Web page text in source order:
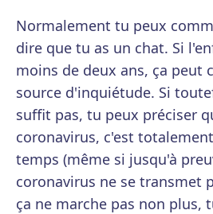
Normalement tu peux
dire que tu as un chat. Si
moins de deux ans, ça peut
source d'inquiétude. Si
suffit pas, tu peux préciser
coronavirus, c'est
temps (même si jusqu'à
coronavirus ne se transmet
ça ne marche pas non plus,